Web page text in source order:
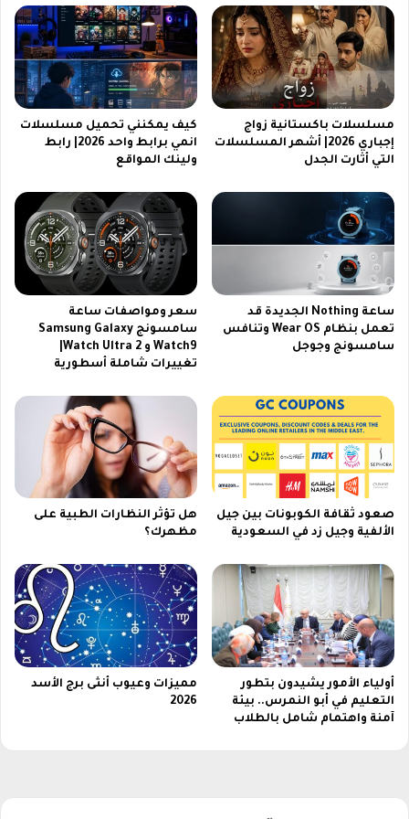
ع
و
ي
ة
2
0
6
.
ف
ن
ت
ل
ا
ه
س
ت
ا
ر
ف
ل
د
ل
م
و
ب
ا
ي
ا
م
و
م
ا
ش
ر
2
0
2
مسلسلات باكستانية زواج
إجباري 2026| أشهر المسلسلات
التي أثارت الجدل
كيف يمكنني تحميل مسلسلات
انمي برابط واحد 2026| رابط
ولينك المواقع
ساعة Nothing الجديدة قد
تعمل بنظام Wear OS وتنافس
سامسونج وجوجل
سعر ومواصفات ساعة
سامسونج Samsung Galaxy
تغييرات شاملة أسطورية
صعود ثقافة الكوبونات بين جيل
الألفية وجيل زد في السعودية
هل تؤثر النظارات الطبية على
مظهرك؟
أولياء الأمور يشيدون بتطور
التعليم في أبو النمرس.. بيئة
آمنة واهتمام شامل بالطلاب
مميزات وعيوب أنثى برج الأسد
2026